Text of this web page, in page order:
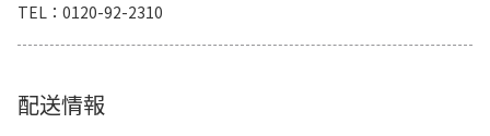
TEL
0120-92-2310
配送情報